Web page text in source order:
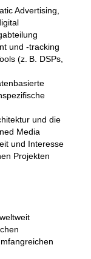
Advertising,
und -tracking
(z. B. DSPs,
und die
Media
und Interesse
Projekten